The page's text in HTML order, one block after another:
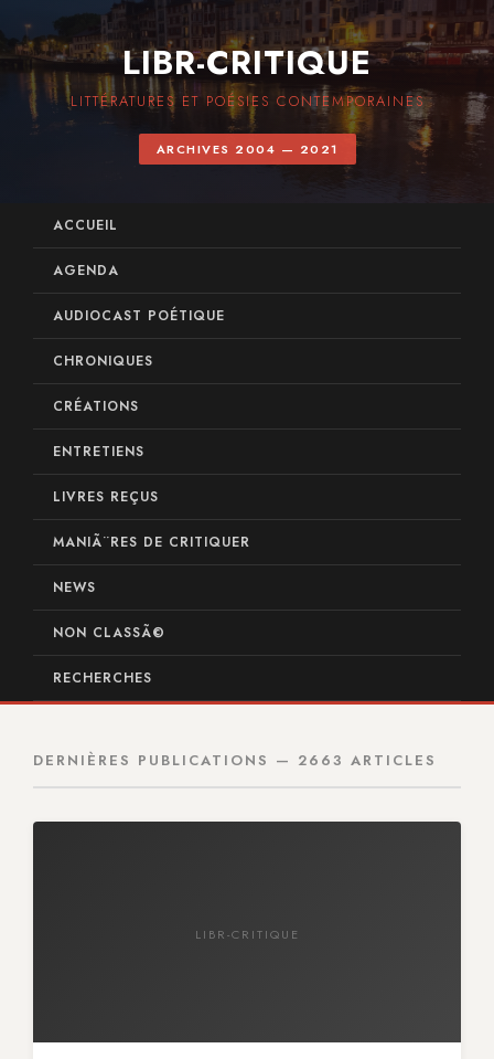
LIBR-CRITIQUE
LITTÉRATURES ET POÉSIES CONTEMPORAINES
ARCHIVES 2004 — 2021
ACCUEIL
AGENDA
AUDIOCAST POÉTIQUE
CHRONIQUES
CRÉATIONS
ENTRETIENS
LIVRES REÇUS
MANIÃ¨RES DE CRITIQUER
NEWS
NON CLASSÃ©
RECHERCHES
DERNIÈRES PUBLICATIONS — 2663 ARTICLES
LIBR-CRITIQUE